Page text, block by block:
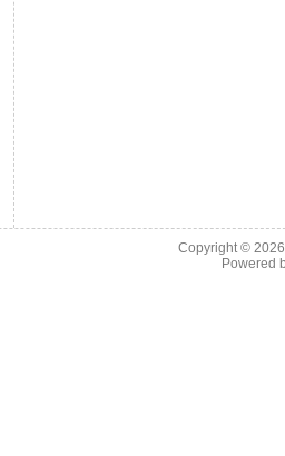
Copyright ©
Powered